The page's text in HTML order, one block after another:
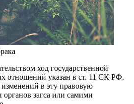
ход государственной
отношений указан в ст. 11 СК РФ.
в эту правовую
загса или самими